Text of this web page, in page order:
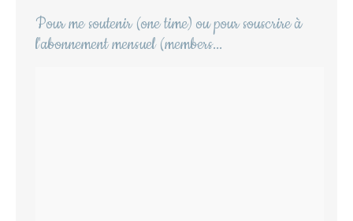
Pour me soutenir (one time) ou pour souscrire à
l'abonnement mensuel (members...